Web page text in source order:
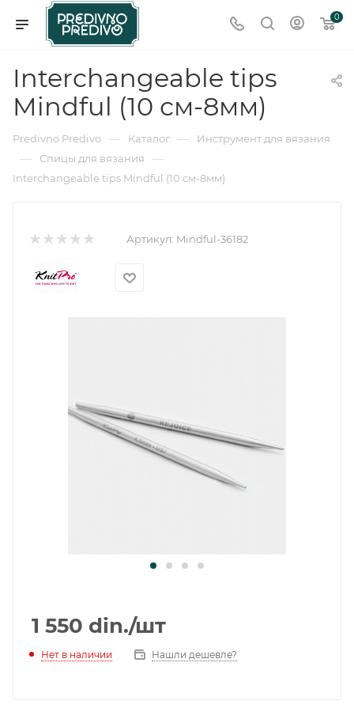
0
Interchangeable tips
Mindful (10 см-8мм)
Predivno Predivo — Каталог — Инструмент для вязания
— Спицы для вязания —
Interchangeable tips Mindful (10 см-8мм)
Артикул: Mindful-36182
1 550 din./шт
Нет в наличии Нашли дешевле?